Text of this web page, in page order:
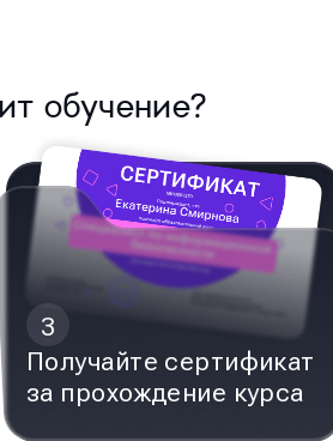
обучение?
3
Получайте сертификат
за прохождение курса